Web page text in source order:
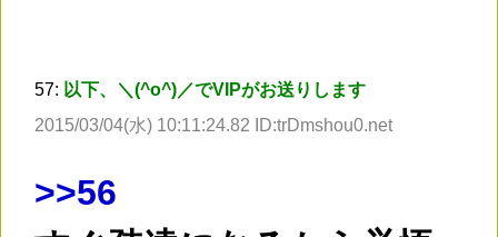
57: 以下、＼(^o^)／でVIPがお送りします
2015/03/04(水) 10:11:24.82 ID:trDmshou0.net
>>56